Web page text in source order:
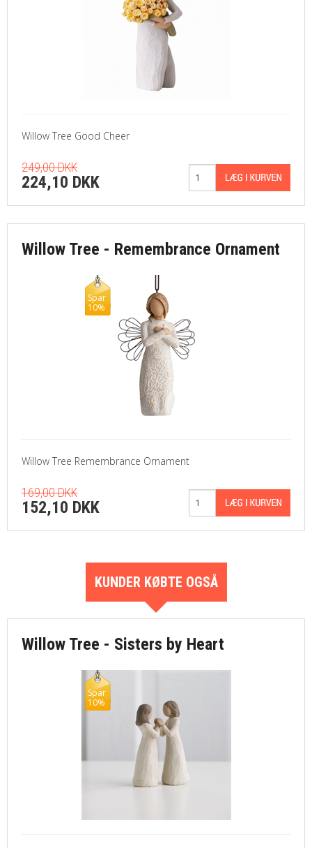
Willow Tree Good Cheer
249,00 DKK
224,10 DKK
Willow Tree - Remembrance Ornament
Spar
10%
Willow Tree Remembrance Ornament
169,00 DKK
152,10 DKK
KUNDER KØBTE OGSÅ
Willow Tree - Sisters by Heart
Spar
10%